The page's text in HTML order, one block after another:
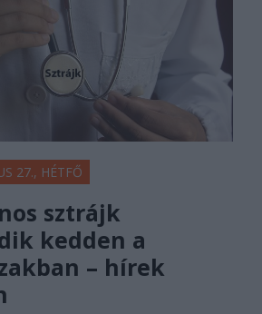
27., HÉTFŐ
sztrájk
kedden a
– hírek